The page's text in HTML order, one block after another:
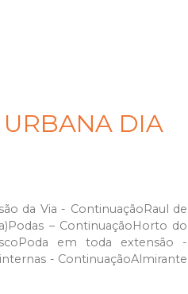
DIA
da Via - ContinuaçãoRaul de
– ContinuaçãoHorto do
em toda extensão -
- ContinuaçãoAlmirante